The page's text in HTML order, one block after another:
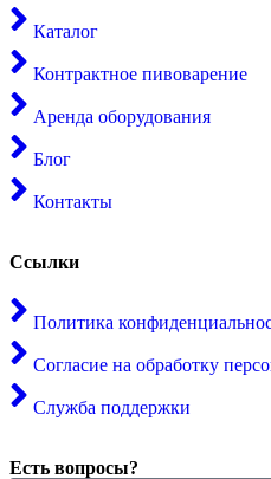
Каталог
Контрактное пивоварение
Аренда оборудования
Блог
Контакты
Ссылки
Политика
Согласие на обработку
Служба поддержки
Есть вопросы?